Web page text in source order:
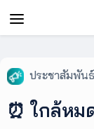
สำหรับ
เอเจ
นท์
ประชาสัมพันธ์
⏰ ใกล้หม